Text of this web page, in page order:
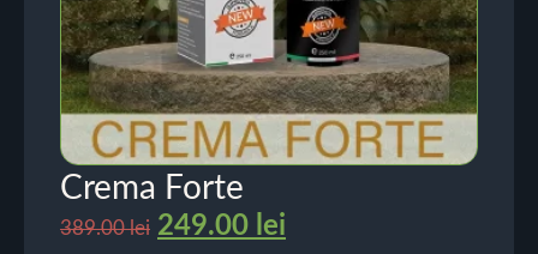
Crema Forte
389.00lei 249.00 lei